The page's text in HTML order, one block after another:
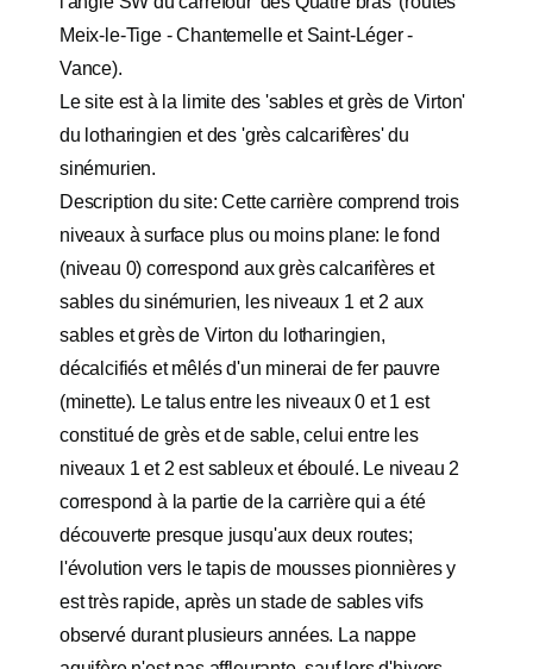
Meix-le-Tige - Chantemelle et Saint-Léger -
Vance).
Le site est à la limite des 'sables et grès de Virton'
du lotharingien et des 'grès calcarifères' du
sinémurien.
Description du site: Cette carrière comprend trois
niveaux à surface plus ou moins plane: le fond
(niveau 0) correspond aux grès calcarifères et
sables du sinémurien, les niveaux 1 et 2 aux
sables et grès de Virton du lotharingien,
décalcifiés et mêlés d'un minerai de fer pauvre
(minette). Le talus entre les niveaux 0 et 1 est
constitué de grès et de sable, celui entre les
niveaux 1 et 2 est sableux et éboulé. Le niveau 2
correspond à la partie de la carrière qui a été
découverte presque jusqu'aux deux routes;
l'évolution vers le tapis de mousses pionnières y
est très rapide, après un stade de sables vifs
observé durant plusieurs années. La nappe